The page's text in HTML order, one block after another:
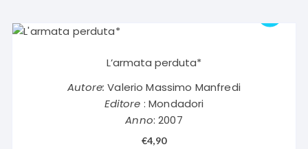
L’armata perduta*
Autore: Valerio Massimo Manfredi
Editore : Mondadori
Anno: 2007
€4,90